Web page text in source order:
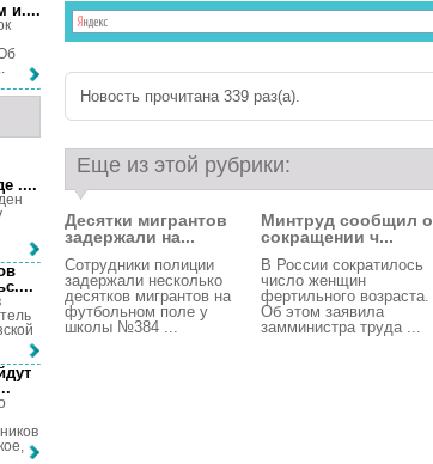
Новость прочитана 339 раз(a).
Еще из этой рубрики:
Десятки мигрантов
задержали на...
Сотрудники полиции
задержали несколько
десятков мигрантов на
футбольном поле у
школы №384 ...
Минтруд сообщил о
сокращении ч...
В России сократилось
число женщин
фертильного возраста.
Об этом заявила
замминистра труда ...
и....
....
.
.
...